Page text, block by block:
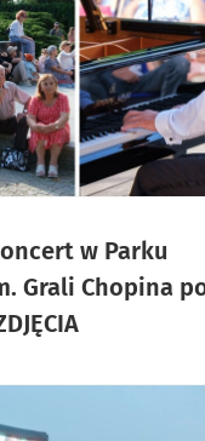
w Parku
Grali Chopina